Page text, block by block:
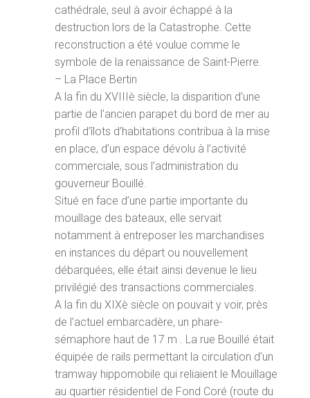
cathédrale, seul à avoir échappé à la
destruction lors de la Catastrophe. Cette
reconstruction a été voulue comme le
symbole de la renaissance de Saint-Pierre.
– La Place Bertin
A la fin du XVIIIè siècle, la disparition d’une
partie de l’ancien parapet du bord de mer au
profil d’îlots d’habitations contribua à la mise
en place, d’un espace dévolu à l’activité
commerciale, sous l’administration du
gouverneur Bouillé.
Situé en face d’une partie importante du
mouillage des bateaux, elle servait
notamment à entreposer les marchandises
en instances du départ ou nouvellement
débarquées, elle était ainsi devenue le lieu
privilégié des transactions commerciales.
A la fin du XIXè siècle on pouvait y voir, près
de l’actuel embarcadère, un phare-
sémaphore haut de 17 m . La rue Bouillé était
équipée de rails permettant la circulation d’un
tramway hippomobile qui reliaient le Mouillage
au quartier résidentiel de Fond Coré (route du